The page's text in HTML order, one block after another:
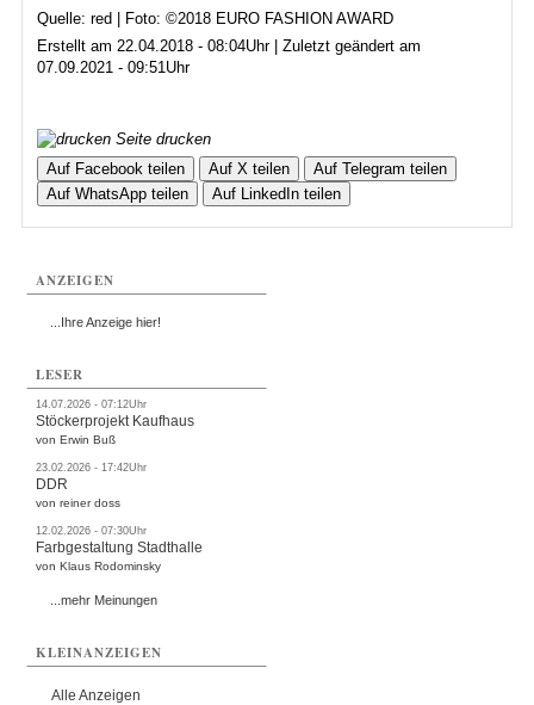
Quelle: red | Foto: ©2018 EURO FASHION AWARD
Erstellt am 22.04.2018 - 08:04Uhr | Zuletzt geändert am
07.09.2021 - 09:51Uhr
Seite drucken
Auf Facebook teilen
Auf X teilen
Auf Telegram teilen
Auf WhatsApp teilen
Auf LinkedIn teilen
ANZEIGEN
...Ihre Anzeige hier!
LESER
14.07.2026 - 07:12Uhr
Stöckerprojekt Kaufhaus
von Erwin Buß
23.02.2026 - 17:42Uhr
DDR
von reiner doss
12.02.2026 - 07:30Uhr
Farbgestaltung Stadthalle
von Klaus Rodominsky
...mehr Meinungen
KLEINANZEIGEN
Alle Anzeigen